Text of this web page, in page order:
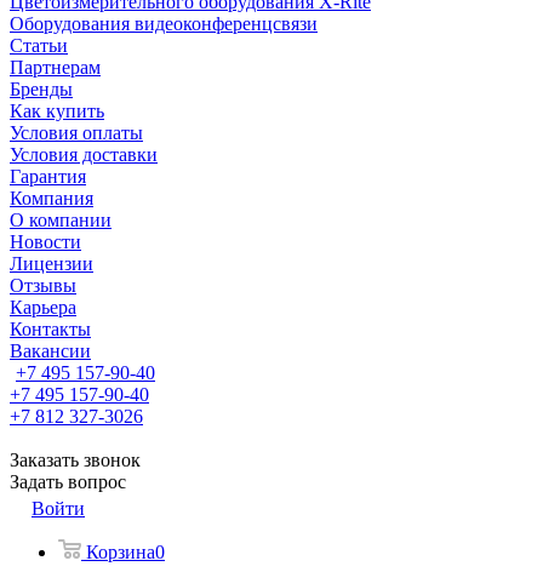
Оборудования видеоконференцсвязи
Статьи
Партнерам
Бренды
Как купить
Условия оплаты
Условия доставки
Гарантия
Компания
О компании
Новости
Лицензии
Отзывы
Карьера
Контакты
Вакансии
+7 495 157-90-40
+7 495 157-90-40
+7 812 327-3026
Заказать звонок
Задать вопрос
Войти
Корзина0